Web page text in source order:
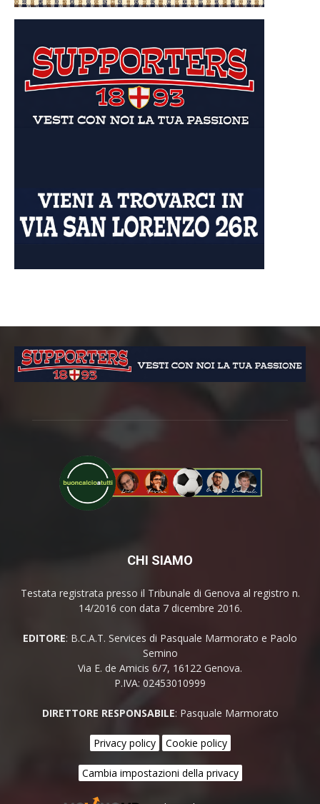
CHI SIAMO
Testata registrata presso il Tribunale di Genova al registro n.
14/2016 con data 7 dicembre 2016.
EDITORE: B.C.A.T. Services di Pasquale Marmorato e Paolo
Semino
Via E. de Amicis 6/7, 16122 Genova.
P.IVA: 02453010999
DIRETTORE RESPONSABILE: Pasquale Marmorato
Privacy policy Cookie policy
Cambia impostazioni della privacy